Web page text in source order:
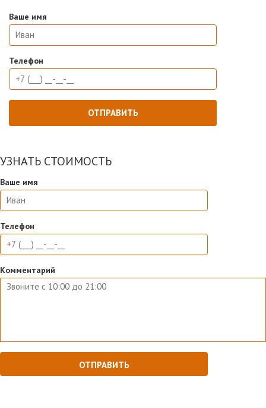
Ваше имя
Телефон
УЗНАТЬ СТОИМОСТЬ
Ваше имя
Телефон
Комментарий